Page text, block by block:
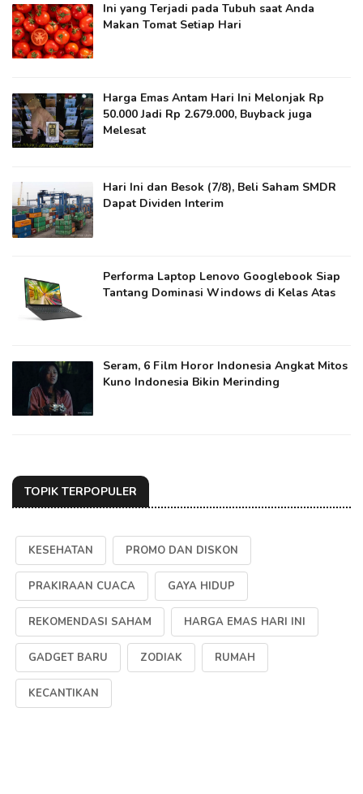
Ini yang Terjadi pada Tubuh saat Anda
Makan Tomat Setiap Hari
Harga Emas Antam Hari Ini Melonjak Rp
50.000 Jadi Rp 2.679.000, Buyback juga
Melesat
Hari Ini dan Besok (7/8), Beli Saham SMDR
Dapat Dividen Interim
Performa Laptop Lenovo Googlebook Siap
Tantang Dominasi Windows di Kelas Atas
Seram, 6 Film Horor Indonesia Angkat Mitos
Kuno Indonesia Bikin Merinding
TOPIK TERPOPULER
KESEHATAN PROMO DAN DISKON
PRAKIRAAN CUACA GAYA HIDUP
REKOMENDASI SAHAM HARGA EMAS HARI INI
GADGET BARU ZODIAK RUMAH
KECANTIKAN